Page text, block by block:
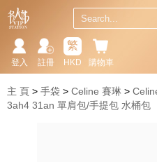
購物車
繁
HKD
註冊
登入
主 頁 手袋 Celine 賽琳
3ah4 31an 單肩包/手提包 水桶包